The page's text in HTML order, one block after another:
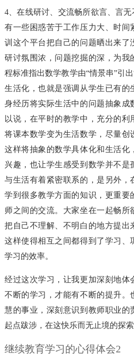
4、在线研讨、交流畅所欲言、言
有一些困惑苦于工作压力大、时间
训这个平台把自己的问题晒出来了
研讨氛围浓，问题挖掘的深，为我
程标准指出数学教学由“情景串”引
生活化，也就是强调从学生已有的
身经历将实际生活中的问题抽象成
以说，在平时的教学中，充分的利
将课本数学变为生活数学，尽量创
这样将抽象的数学具体化和生活化
兴趣，也让学生感受到数学并不是
与生活有着紧密联系的，是另外，
学到很多教学方面的知识，更重要
师之间的交流。大家坐在一起畅所
把自己不理解、不明白的地方提出
这样使得相互之间都得到了学习、
学习的效率。
经过这次学习，让我更加深刻地体
不断的学习，才能有不断的提升。
慧的事业，深刻意识到教师职业的
起点跋涉，在这快乐而无止境的探
继续教育学习的心得体会2